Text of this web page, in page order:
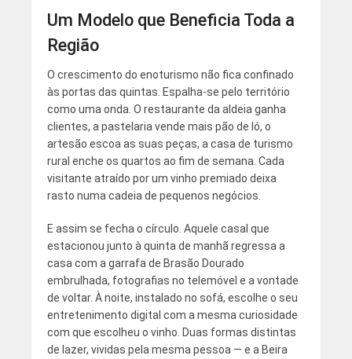
Um Modelo que Beneficia Toda a
Região
O crescimento do enoturismo não fica confinado
às portas das quintas. Espalha-se pelo território
como uma onda. O restaurante da aldeia ganha
clientes, a pastelaria vende mais pão de ló, o
artesão escoa as suas peças, a casa de turismo
rural enche os quartos ao fim de semana. Cada
visitante atraído por um vinho premiado deixa
rasto numa cadeia de pequenos negócios.
E assim se fecha o círculo. Aquele casal que
estacionou junto à quinta de manhã regressa a
casa com a garrafa de Brasão Dourado
embrulhada, fotografias no telemóvel e a vontade
de voltar. À noite, instalado no sofá, escolhe o seu
entretenimento digital com a mesma curiosidade
com que escolheu o vinho. Duas formas distintas
de lazer, vividas pela mesma pessoa — e a Beira